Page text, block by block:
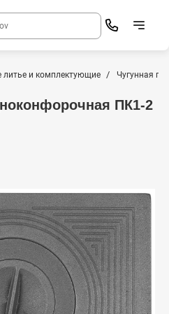
литье и комплектующие Чугунная
ПК1-2